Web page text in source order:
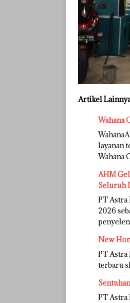
Artikel
Wahana
layanan
Wahana
AHM
Seluruh
PT Astra
2026
New
PT Astra
terbaru
PT Astra